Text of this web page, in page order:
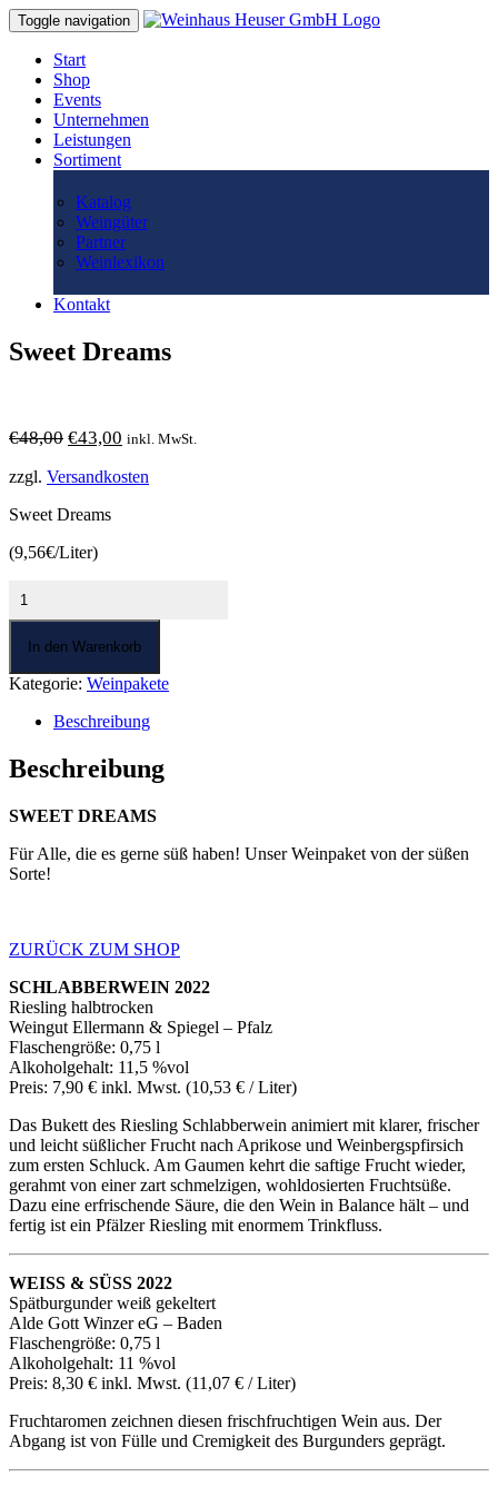
Toggle navigation
Start
Shop
Events
Unternehmen
Leistungen
Sortiment
Katalog
Weingüter
Partner
Weinlexikon
Kontakt
Sweet Dreams
€48,00 Ursprünglicher
war:
€43,00 Aktueller
ist:
inkl. MwSt.
zzgl. Versandkosten
Sweet Dreams
(9,56€/Liter)
Dreams
In den Warenkorb
Kategorie: Weinpakete
Beschreibung
Beschreibung
SWEET DREAMS
Für Alle, die es gerne süß haben! Unser Weinpaket von der süßen
Sorte!
ZURÜCK ZUM SHOP
SCHLABBERWEIN 2022
Riesling halbtrocken
Weingut Ellermann & Spiegel – Pfalz
Flaschengröße: 0,75 l
Alkoholgehalt: 11,5 %vol
Preis: 7,90 € inkl. Mwst. (10,53 € / Liter)
Das Bukett des Riesling Schlabberwein animiert mit klarer, frischer
und leicht süßlicher Frucht nach Aprikose und Weinbergspfirsich
zum ersten Schluck. Am Gaumen kehrt die saftige Frucht wieder,
gerahmt von einer zart schmelzigen, wohldosierten Fruchtsüße.
Dazu eine erfrischende Säure, die den Wein in Balance hält – und
fertig ist ein Pfälzer Riesling mit enormem Trinkfluss.
WEISS & SÜSS 2022
Spätburgunder weiß gekeltert
Alde Gott Winzer eG – Baden
Flaschengröße: 0,75 l
Alkoholgehalt: 11 %vol
Preis: 8,30 € inkl. Mwst. (11,07 € / Liter)
Fruchtaromen zeichnen diesen frischfruchtigen Wein aus. Der
Abgang ist von Fülle und Cremigkeit des Burgunders geprägt.